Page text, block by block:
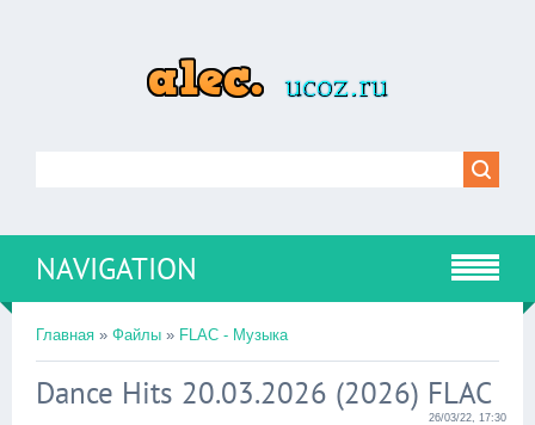
NAVIGATION
Главная » Файлы » FLAC - Музыка
Dance Hits 20.03.2026 (2026) FLAC
26/03/22, 17:30